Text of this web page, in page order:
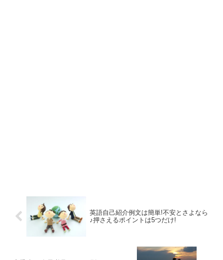
英語自己紹介例文は簡単!不安とさよなら
♪押さえるポイントは5つだけ!